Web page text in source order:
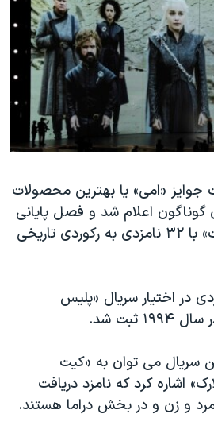
۲۰۲۴
رهبری ایران
نوبل صلح
«سی‌پک»
جوایز «امی» یا بهترین محصولات
گوناگون اعلام شد و فصل پایانی
سریال «بازی تاج و تخت» با ۳۲ نامزدی به رکوردی تاریخی
با ۲۶ نامزدی در اختیار سریال «پلیس
ثبت شد.
سریال می توان به «کیت
اشاره کرد که نامزد دریافت
مرد و زن و در بخش دراما هستند.